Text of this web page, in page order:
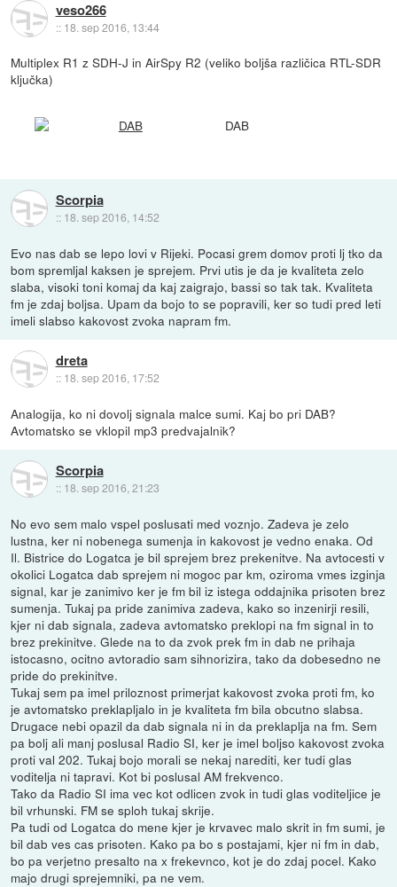
veso266
:: 18. sep 2016, 13:44
Multiplex R1 z SDH-J in AirSpy R2 (veliko boljša različica RTL-SDR
ključka)
DAB
Scorpia
:: 18. sep 2016, 14:52
Evo nas dab se lepo lovi v Rijeki. Pocasi grem domov proti lj tko da
bom spremljal kaksen je sprejem. Prvi utis je da je kvaliteta zelo
slaba, visoki toni komaj da kaj zaigrajo, bassi so tak tak. Kvaliteta
fm je zdaj boljsa. Upam da bojo to se popravili, ker so tudi pred leti
imeli slabso kakovost zvoka napram fm.
dreta
:: 18. sep 2016, 17:52
Analogija, ko ni dovolj signala malce sumi. Kaj bo pri DAB?
Avtomatsko se vklopil mp3 predvajalnik?
Scorpia
:: 18. sep 2016, 21:23
No evo sem malo vspel poslusati med voznjo. Zadeva je zelo
lustna, ker ni nobenega sumenja in kakovost je vedno enaka. Od
Il. Bistrice do Logatca je bil sprejem brez prekenitve. Na avtocesti v
okolici Logatca dab sprejem ni mogoc par km, oziroma vmes izginja
signal, kar je zanimivo ker je fm bil iz istega oddajnika prisoten brez
sumenja. Tukaj pa pride zanimiva zadeva, kako so inzenirji resili,
kjer ni dab signala, zadeva avtomatsko preklopi na fm signal in to
brez prekinitve. Glede na to da zvok prek fm in dab ne prihaja
istocasno, ocitno avtoradio sam sihnorizira, tako da dobesedno ne
pride do prekinitve.
Tukaj sem pa imel priloznost primerjat kakovost zvoka proti fm, ko
je avtomatsko preklapljalo in je kvaliteta fm bila obcutno slabsa.
Drugace nebi opazil da dab signala ni in da preklaplja na fm. Sem
pa bolj ali manj poslusal Radio SI, ker je imel boljso kakovost zvoka
proti val 202. Tukaj bojo morali se nekaj narediti, ker tudi glas
voditelja ni tapravi. Kot bi poslusal AM frekvenco.
Tako da Radio SI ima vec kot odlicen zvok in tudi glas voditeljice je
bil vrhunski. FM se sploh tukaj skrije.
Pa tudi od Logatca do mene kjer je krvavec malo skrit in fm sumi, je
bil dab ves cas prisoten. Kako pa bo s postajami, kjer ni fm in dab,
bo pa verjetno presalto na x frekevnco, kot je do zdaj pocel. Kako
majo drugi sprejemniki, pa ne vem.